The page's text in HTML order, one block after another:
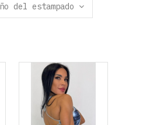
del estampado